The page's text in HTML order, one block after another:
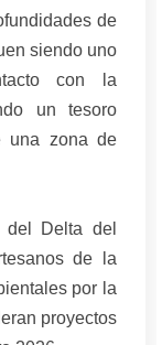
de
siendo uno
con la
un tesoro
una zona de
Delta del
de la
por la
proyectos